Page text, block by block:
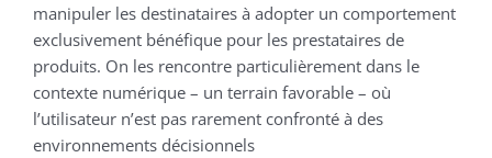
manipuler les destinataires à adopter un comportement
exclusivement bénéfique pour les prestataires de
produits. On les rencontre particulièrement dans le
contexte numérique – un terrain favorable – où
l’utilisateur n’est pas rarement confronté à des
environnements décisionnels